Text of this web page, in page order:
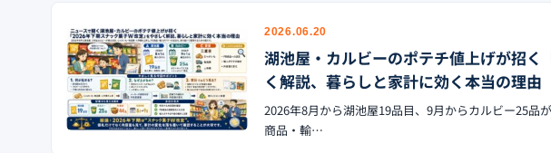
2026.06.20
湖池屋・カルビーのポテチ値上げが招
く解説、暮らしと家計に効く本当の理由
2026年8月から湖池屋19品目、9月からカルビー25品
商品・輸…